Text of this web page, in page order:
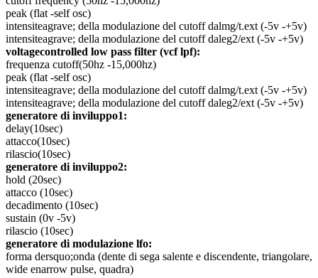
peak (flat -self osc)
intensiteagrave; della modulazione del cutoff dalmg/t.ext (-5v -+5v)
intensiteagrave; della modulazione del cutoff daleg2/ext (-5v -+5v)
voltagecontrolled low pass filter (vcf lpf):
frequenza cutoff(50hz -15,000hz)
peak (flat -self osc)
intensiteagrave; della modulazione del cutoff dalmg/t.ext (-5v -+5v)
intensiteagrave; della modulazione del cutoff daleg2/ext (-5v -+5v)
generatore di inviluppo1:
delay(10sec)
attacco(10sec)
rilascio(10sec)
generatore di inviluppo2:
hold (20sec)
attacco (10sec)
decadimento (10sec)
sustain (0v -5v)
rilascio (10sec)
generatore di modulazione lfo:
forma dersquo;onda (dente di sega salente e discendente, triangolare,
wide enarrow pulse, quadra)